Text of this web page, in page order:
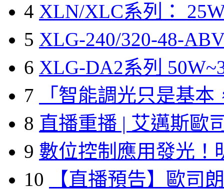
4 XLN/XLC系列：
5 XLG-240/320-48-
6 XLG-DA2系列
7
「智能調光只是基本
8 直播重播 | 艾邁斯歐
9 數位控制應用發光！
10
【直播預告】歐司